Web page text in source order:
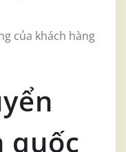
của khách hàng
quốc